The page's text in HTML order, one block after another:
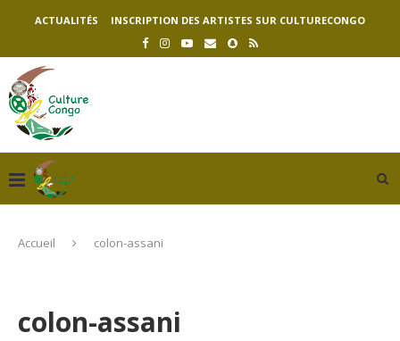
ACTUALITÉS INSCRIPTION DES ARTISTES SUR CULTURECONGO
Accueil colon-assani
colon-assani